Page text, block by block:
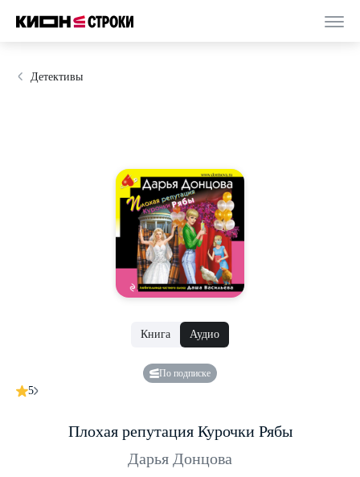
Детективы
Книга Аудио
По подписке
5
Плохая репутация Курочки Рябы
Дарья Донцова